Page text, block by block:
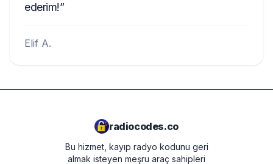
ederim!
Elif A.
radiocodes.co
Bu hizmet, kayıp radyo kodunu geri
almak isteyen meşru araç sahipleri